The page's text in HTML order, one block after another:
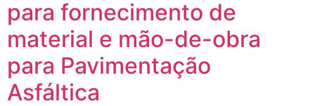
para fornecimento de
material e mão-de-obra
para Pavimentação
Asfáltica